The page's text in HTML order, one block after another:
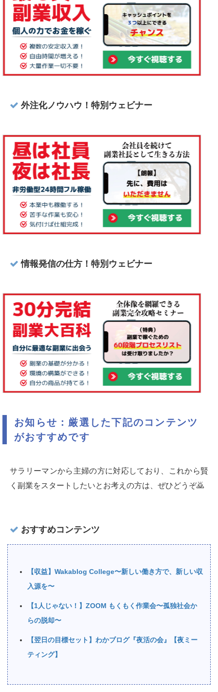
外注化ノウハウ！特別ウェビナー
情報発信の仕方！特別ウェビナー
お知らせ：厳選した下記のコンテンツ
がおすすめです
サラリーマンから主婦の方に対応しており、これから賢
く副業をスタートしたいとお考えの方は、ぜひどうぞ🙇‍
おすすめコンテンツ
【収益】Wakablog College〜新しい働き方で、新しい収
入源を〜
【1人じゃない！】ZOOM もくもく作業会〜孤独社会か
らの脱却〜
【翌日の目標セット】わかブログ『夜活の会』【夜ミー
ティング】